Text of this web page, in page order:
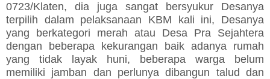
0723/Klaten, dia juga sangat bersyukur Desanya
terpilih dalam pelaksanaan KBM kali ini, Desanya
yang berkategori merah atau Desa Pra Sejahtera
dengan beberapa kekurangan baik adanya rumah
yang tidak layak huni, beberapa warga belum
memiliki jamban dan perlunya dibangun talud dan